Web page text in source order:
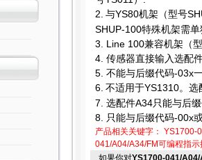
2. 与YS80机架（型号
SHUP-100特殊机架需
3. Line 100兼容机架（
4. 传感器直接输入选配
5. 不能与后缀代码-03x
6. 不适用于YS1310。
7. 选配件A34只能与后
8.
只能与后缀代码-00x
产品相关关键字： YS1700-
041/A04/A34/FM可编程指示
如果你对YS1700-041/A04/